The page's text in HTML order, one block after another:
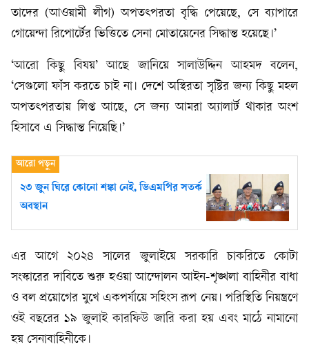
তাদের (আওয়ামী লীগ) অপতৎপরতা বৃদ্ধি পেয়েছে, সে ব্যাপারে
গোয়েন্দা রিপোর্টের ভিত্তিতে সেনা মোতায়েনের সিদ্ধান্ত হয়েছে।’
‘আরো কিছু বিষয়’ আছে জানিয়ে সালাউদ্দিন আহমদ বলেন,
‘সেগুলো ফাঁস করতে চাই না। দেশে অস্থিরতা সৃষ্টির জন্য কিছু মহল
অপতৎপরতায় লিপ্ত আছে, সে জন্য আমরা অ্যালার্ট থাকার অংশ
হিসাবে এ সিদ্ধান্ত নিয়েছি।’
২৩ জুন ঘিরে কোনো শঙ্কা নেই, ডিএমপির সতর্ক
অবস্থান
এর আগে ২০২৪ সালের জুলাইয়ে সরকারি চাকরিতে কোটা
সংস্কারের দাবিতে শুরু হওয়া আন্দোলন আইন-শৃঙ্খলা বাহিনীর বাধা
ও বল প্রয়োগের মুখে একপর্যায়ে সহিংস রূপ নেয়। পরিস্থিতি নিয়ন্ত্রণে
ওই বছরের ১৯ জুলাই কারফিউ জারি করা হয় এবং মাঠে নামানো
হয় সেনাবাহিনীকে।